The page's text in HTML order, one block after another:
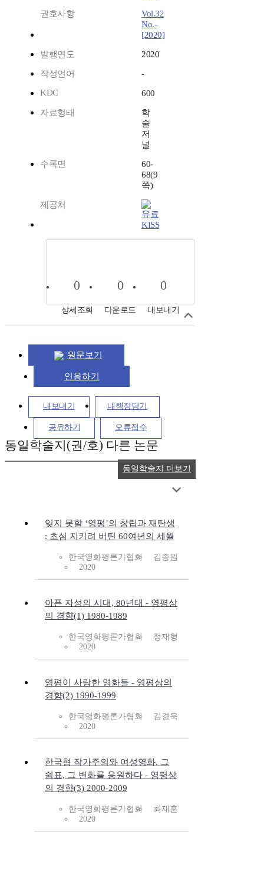
권호사항
Vol.32
No.-
[2020]
발행연도 2020
작성언어
-
KDC
600
자료형태
학
술
저
널
수록면
60-
68(9
쪽)
제공처
KISS
0
상세조회
0
다운로드
0
내보내기
원문보기
인용하기
내보내기 내책장담기
공유하기 오류접수
동일학술지(권/호) 다른 논문
잊지 못할 ‘영평’의 창립과 재탄생
: 초심 지키려 버틴 60여년의 세월
한국영화평론가협회
김종원
2020
아픈 자성의 시대, 80년대 - 영평상
의 경향(1) 1980-1989
한국영화평론가협회
정재형
2020
영평이 사랑한 영화들 - 영평상의
경향(2) 1990-1999
한국영화평론가협회
김경욱
2020
한국형 작가주의와 여성영화. 그
쉼표, 그 변화를 응원하다 - 영평상
의 경향(3) 2000-2009
한국영화평론가협회
최재훈
2020
동일학술지 더보기